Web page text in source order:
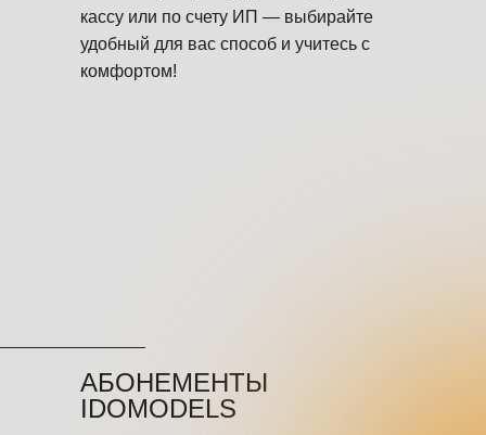
кассу или по счету ИП — выбирайте
удобный для вас способ и учитесь с
комфортом!
АБОНЕМЕНТЫ
IDOMODELS